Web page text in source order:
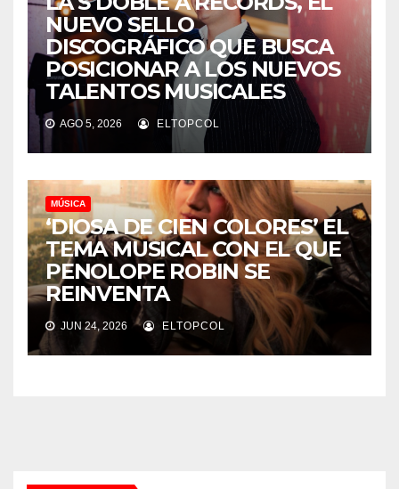
NUEVO SELLO
DISCOGRÁFICO QUE BUSCA
POSICIONAR A LOS NUEVOS
TALENTOS MUSICALES
AGO 5, 2026 ELTOPCOL
MÚSICA
‘DIOSA DE CIEN COLORES’ EL
TEMA MUSICAL CON EL QUE
PENOLOPE ROBIN SE
REINVENTA
JUN 24, 2026 ELTOPCOL